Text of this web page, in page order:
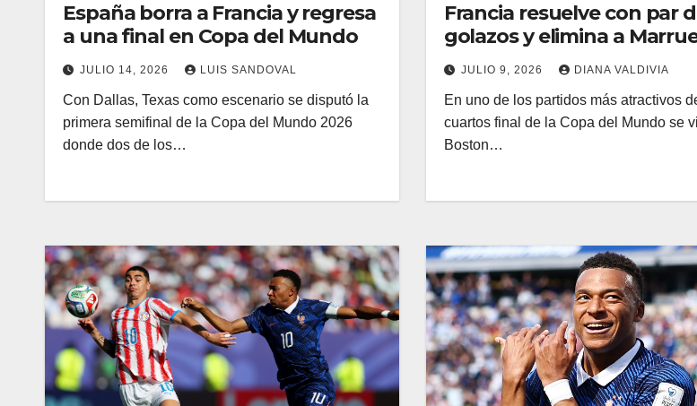
España borra a Francia y regresa
a una final en Copa del Mundo
JULIO 14, 2026 LUIS SANDOVAL
Con Dallas, Texas como escenario se disputó la
primera semifinal de la Copa del Mundo 2026
donde dos de los…
Francia resuelve con par
golazos y elimina a
JULIO 9, 2026 DIANA VALDIVIA
En uno de los partidos más atractivos
cuartos final de la Copa del Mundo se
Boston…